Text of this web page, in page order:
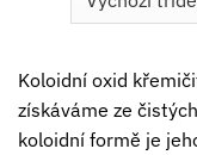
Koloidní oxid
získáváme ze
koloidní formě je